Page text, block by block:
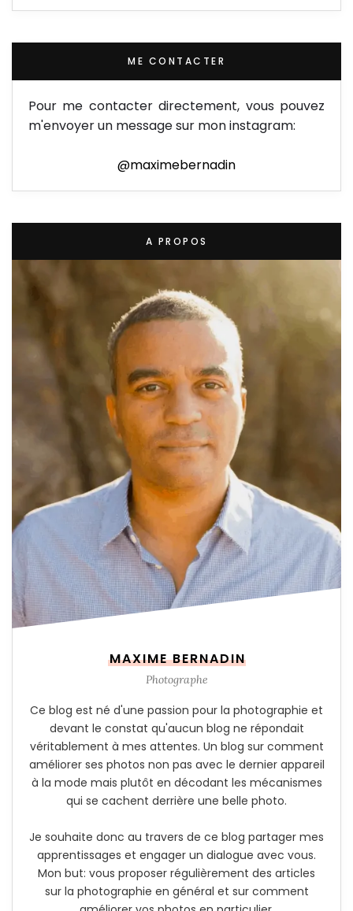
ME CONTACTER
Pour me contacter directement, vous pouvez
m'envoyer un message sur mon instagram:
@maximebernadin
A PROPOS
MAXIME BERNADIN
Photographe
Ce blog est né d'une passion pour la photographie et
devant le constat qu'aucun blog ne répondait
véritablement à mes attentes. Un blog sur comment
améliorer ses photos non pas avec le dernier appareil
à la mode mais plutôt en décodant les mécanismes
qui se cachent derrière une belle photo.
Je souhaite donc au travers de ce blog partager mes
apprentissages et engager un dialogue avec vous.
Mon but: vous proposer régulièrement des articles
sur la photographie en général et sur comment